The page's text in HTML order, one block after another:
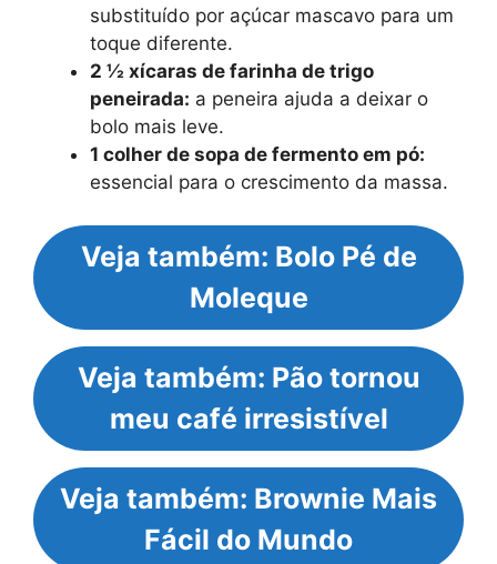
substituído por açúcar mascavo para um
toque diferente.
2 ½ xícaras de farinha de trigo
peneirada: a peneira ajuda a deixar o
bolo mais leve.
1 colher de sopa de fermento em pó:
essencial para o crescimento da massa.
Veja também: Bolo Pé de
Moleque
Veja também: Pão tornou
meu café irresistível
Veja também: Brownie Mais
Fácil do Mundo